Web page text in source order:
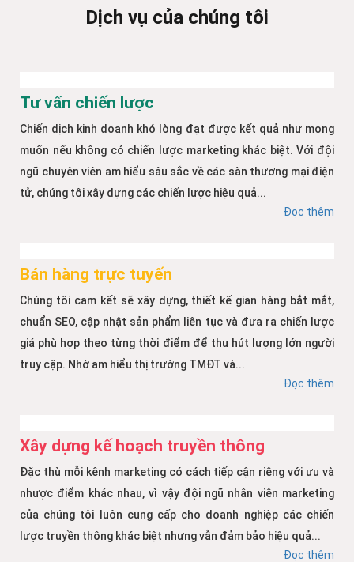
Dịch vụ của chúng tôi
Tư vấn chiến lược
Chiến dịch kinh doanh khó lòng đạt được kết quả như mong
muốn nếu không có chiến lược marketing khác biệt. Với đội
ngũ chuyên viên am hiểu sâu sắc về các sàn thương mại điện
tử, chúng tôi xây dựng các chiến lược hiệu quả...
Đọc thêm
Bán hàng trực tuyến
Chúng tôi cam kết sẽ xây dựng, thiết kế gian hàng bắt mắt,
chuẩn SEO, cập nhật sản phẩm liên tục và đưa ra chiến lược
giá phù hợp theo từng thời điểm để thu hút lượng lớn người
truy cập. Nhờ am hiểu thị trường TMĐT và...
Đọc thêm
Xây dựng kế hoạch truyền thông
Đặc thù mỗi kênh marketing có cách tiếp cận riêng với ưu và
nhược điểm khác nhau, vì vậy đội ngũ nhân viên marketing
của chúng tôi luôn cung cấp cho doanh nghiệp các chiến
lược truyền thông khác biệt nhưng vẫn đảm bảo hiệu quả...
Đọc thêm